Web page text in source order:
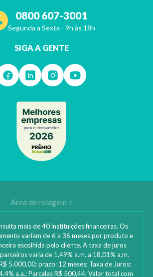
0800 607-3001
Segunda a Sexta - 9h às 18h
SIGA A GENTE
mais de 40 instituições financeiras. Os
variam de 6 a 36 meses por produto e
escolhida pelo cliente. A taxa de juros
varia de 1,49% a.m. a 18,01% a.m.
5.000,00; prazo: 12 meses; Taxa de Juros:
a.a.; Parcelas R$ 500,44; Valor total com